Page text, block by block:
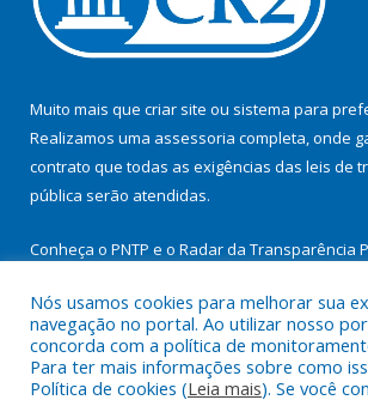
Muito mais que criar site ou sistema para
Realizamos uma assessoria completa, onde
contrato que todas as exigências das leis de
pública serão atendidas.
Conheça o PNTP e o Radar da Transparência
Todos os direitos reservados a
Nós usamos cookies para melhorar sua
navegação no portal. Ao utilizar nosso
concorda com a política de
Para ter mais informações sobre como
Política de cookies (Leia mais). Se você